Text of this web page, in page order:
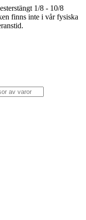
1/8 - 10/8
finns inte i vår fysiska